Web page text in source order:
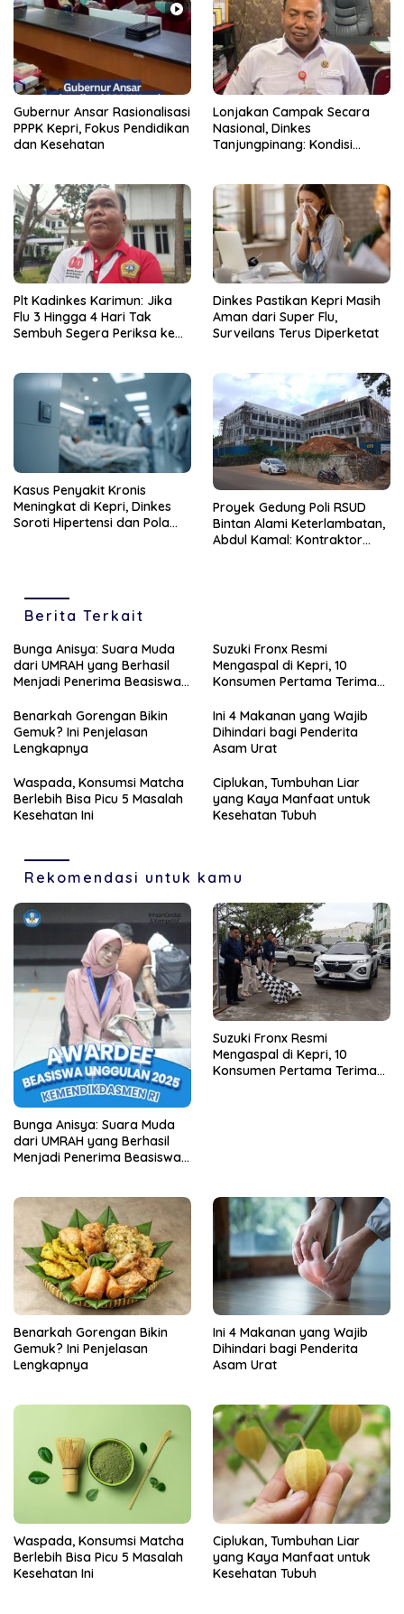
Gubernur Ansar Rasionalisasi
PPPK Kepri, Fokus Pendidikan
dan Kesehatan
Lonjakan Campak Secara
Nasional, Dinkes
Tanjungpinang: Kondisi
Plt Kadinkes Karimun: Jika
Flu 3 Hingga 4 Hari Tak
Sembuh Segera Periksa ke
Dinkes Pastikan Kepri Masih
Aman dari Super Flu,
Surveilans Terus Diperketat
Kasus Penyakit Kronis
Meningkat di Kepri, Dinkes
Soroti Hipertensi dan Pola
Proyek Gedung Poli RSUD
Bintan Alami Keterlambatan,
Abdul Kamal: Kontraktor
Berita Terkait
Bunga Anisya: Suara Muda
dari UMRAH yang Berhasil
Menjadi Penerima Beasiswa
Suzuki Fronx Resmi
Mengaspal di Kepri, 10
Konsumen Pertama Terima
Benarkah Gorengan Bikin
Gemuk? Ini Penjelasan
Lengkapnya
Ini 4 Makanan yang Wajib
Dihindari bagi Penderita
Asam Urat
Waspada, Konsumsi Matcha
Berlebih Bisa Picu 5 Masalah
Kesehatan Ini
Ciplukan, Tumbuhan Liar
yang Kaya Manfaat untuk
Kesehatan Tubuh
Rekomendasi untuk kamu
Bunga Anisya: Suara Muda
dari UMRAH yang Berhasil
Menjadi Penerima Beasiswa
Suzuki Fronx Resmi
Mengaspal di Kepri, 10
Konsumen Pertama Terima
Benarkah Gorengan Bikin
Gemuk? Ini Penjelasan
Lengkapnya
Ini 4 Makanan yang Wajib
Dihindari bagi Penderita
Asam Urat
Waspada, Konsumsi Matcha
Berlebih Bisa Picu 5 Masalah
Kesehatan Ini
Ciplukan, Tumbuhan Liar
yang Kaya Manfaat untuk
Kesehatan Tubuh